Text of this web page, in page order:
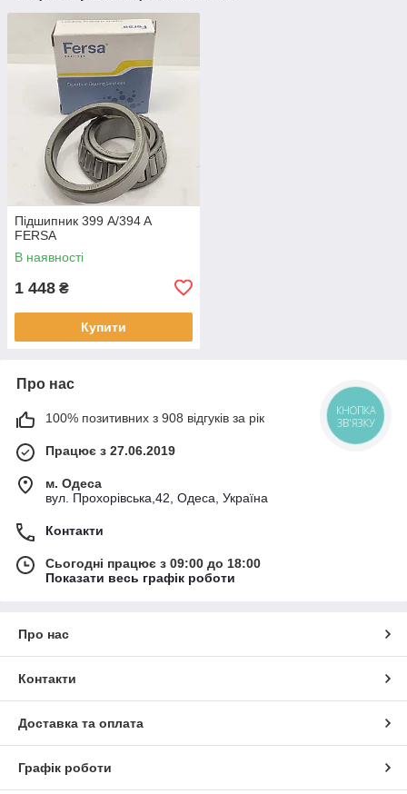
Підшипник 399 A/394 A
FERSA
В наявності
1 448 ₴
Купити
Про нас
100% позитивних з 908 відгуків за рік
Працює з 27.06.2019
м. Одеса
вул. Прохорівська,42, Одеса, Україна
Контакти
Сьогодні працює з 09:00 до 18:00
Показати весь графік роботи
Про нас
Контакти
Доставка та оплата
Графік роботи
КНОПКА
ЗВ'ЯЗКУ